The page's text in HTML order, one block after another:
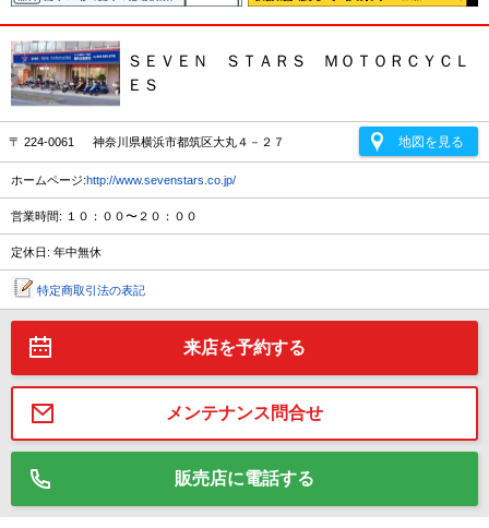
ＳＥＶＥＮ ＳＴＡＲＳ ＭＯＴＯＲＣＹＣＬ
ＥＳ
〒 224-0061 神奈川県横浜市都筑区大丸４－２７ 地図を見る
ホームページ:http://www.sevenstars.co.jp/
営業時間: １０：００〜２０：００
定休日: 年中無休
特定商取引法の表記
来店を予約する
メンテナンス問合せ
販売店に電話する